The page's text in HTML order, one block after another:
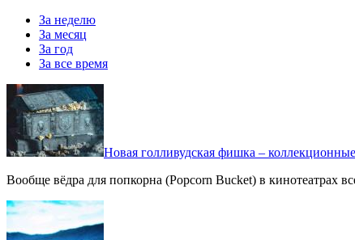
За неделю
За месяц
За год
За все время
Новая голливудская фишка –
Вообще вёдра для попкорна (Popcorn Bucket) в кинотеатрах